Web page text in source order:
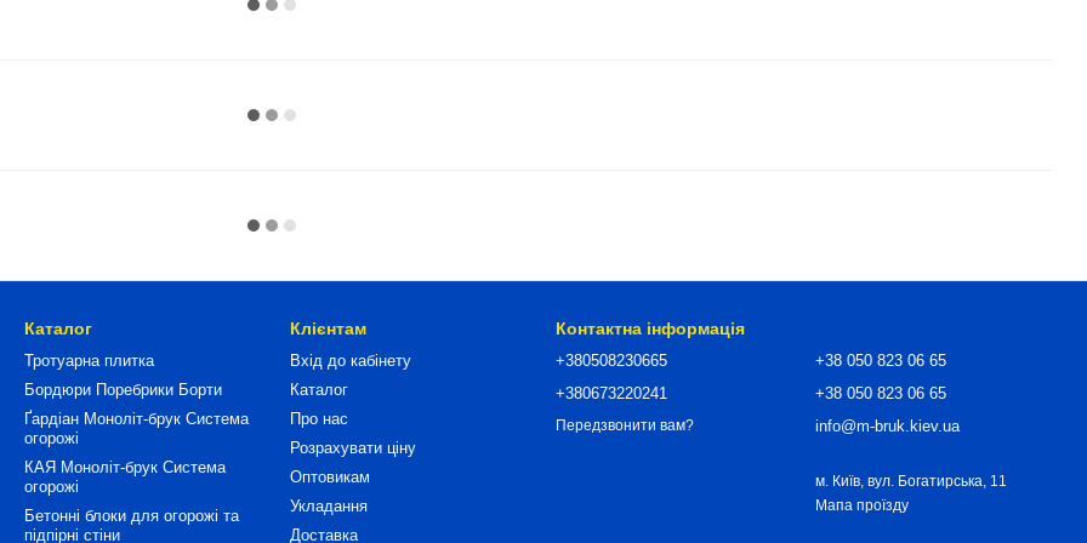
Каталог
Тротуарна плитка
Бордюри Поребрики Борти
Ґардіан Моноліт-брук Система
огорожі
КАЯ Моноліт-брук Система
огорожі
Бетонні блоки для огорожі та
підпірні стіни
Клієнтам
Вхід до кабінету
Каталог
Про нас
Розрахувати ціну
Оптовикам
Укладання
Доставка
Контактна інформація
+380508230665
+380673220241
Передзвонити вам?
+38 050 823 06 65
+38 050 823 06 65
info@m-bruk.kiev.ua
м. Київ, вул. Богатирська, 11
Мапа проїзду